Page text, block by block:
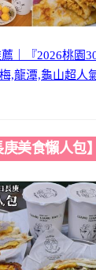
｜『2026桃園
,龍潭,龜山超人
美食懶人包】